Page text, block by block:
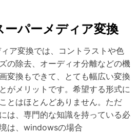
パーメディア変換
ア変換では、コントラストや色
の除去、オーディオ分離などの機
変換もできて、とても幅広い変換
がメリットです。希望する形式に
とはほとんどありません。ただ
は、専門的な知識を持っている必
は、windowsの場合